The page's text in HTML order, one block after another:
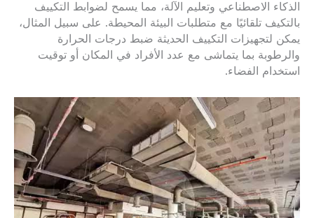
الذكاء الاصطناعي وتعليم الآلة، مما يسمح لضوابط التكييف
بالتكيف تلقائيًا مع متطلبات البيئة المحيطة. على سبيل المثال،
يمكن لتجهيزات التكييف الحديثة ضبط درجات الحرارة
والرطوبة بما يتماشى مع عدد الأفراد في المكان أو توقيت
استخدام الفضاء.